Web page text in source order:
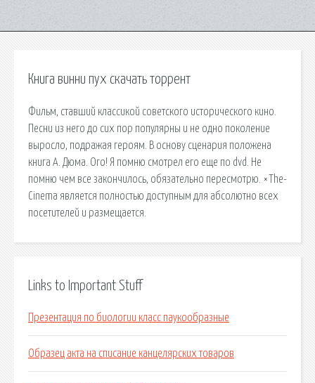
Книга винни пух скачать торрент
Фильм, ставший классикой советского исторического кино.
Песни из него до сих пор популярны и не одно поколение
выросло, подражая героям. В основу сценария положена
книга А. Дюма. Ого! Я помню смотрел его еще по dvd. Не
помню чем все закончилось, обязательно пересмотрю. ×The-
Cinema является полностью доступным для абсолютно всех
посетителей и размещается.
Links to Important Stuff
Презентация по биологии класс паукообразные
Образец акта на списание канцелярских товаров